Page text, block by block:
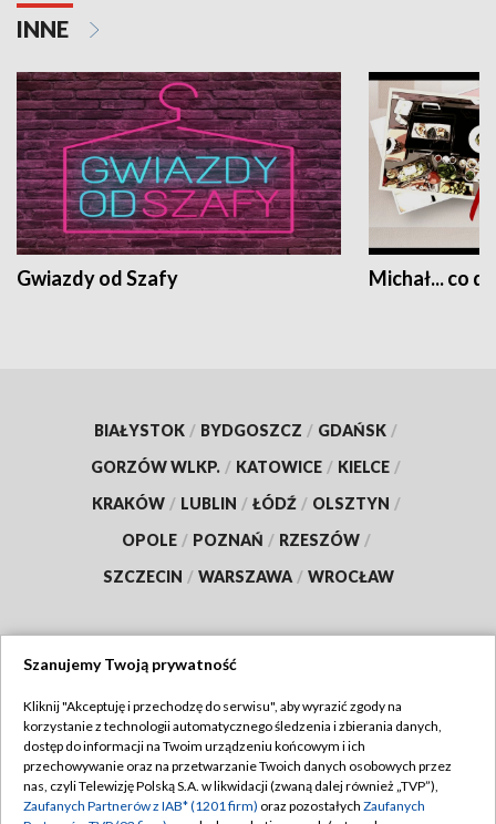
INNE
Gwiazdy od Szafy Michał... co
BIAŁYSTOK / BYDGOSZCZ / GDAŃSK /
GORZÓW WLKP. / KATOWICE / KIELCE /
KRAKÓW / LUBLIN / ŁÓDŹ / OLSZTYN /
OPOLE / POZNAŃ / RZESZÓW /
SZCZECIN / WARSZAWA / WROCŁAW
TVP
Abonament TVP
Emisja w TVP
Regulamin TVP
Polityka prywatności
Szanujemy Twoją prywatność
Kliknij "Akceptuję i przechodzę do serwisu", aby wyrazić zgody na
korzystanie z technologii automatycznego śledzenia i zbierania danych,
dostęp do informacji na Twoim urządzeniu końcowym i ich
przechowywanie oraz na przetwarzanie Twoich danych osobowych przez
nas, czyli Telewizję Polską S.A. w likwidacji (zwaną dalej również „TVP”),
Zaufanych Partnerów z IAB* (1201 firm) oraz pozostałych Zaufanych